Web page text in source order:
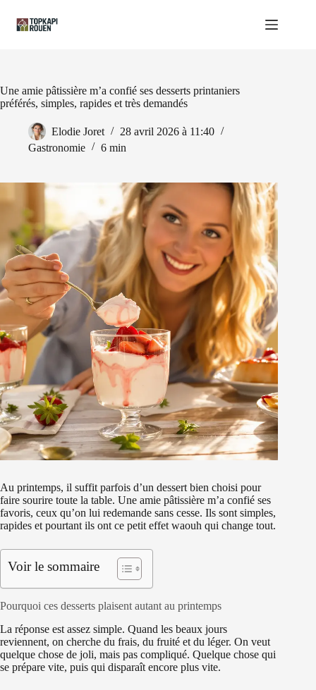
contenu
Une amie pâtissière m’a confié ses desserts printaniers
préférés, simples, rapides et très demandés
Elodie Joret
28 avril 2026 à 11:40
Gastronomie
6 min
Au printemps, il suffit parfois d’un dessert bien choisi pour
faire sourire toute la table. Une amie pâtissière m’a confié ses
favoris, ceux qu’on lui redemande sans cesse. Ils sont simples,
rapides et pourtant ils ont ce petit effet waouh qui change tout.
Voir le sommaire
Pourquoi ces desserts plaisent autant au printemps
La réponse est assez simple. Quand les beaux jours
reviennent, on cherche du frais, du fruité et du léger. On veut
quelque chose de joli, mais pas compliqué. Quelque chose qui
se prépare vite, puis qui disparaît encore plus vite.